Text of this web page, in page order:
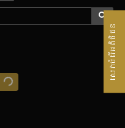
សេវាបំរើអតិថិជន